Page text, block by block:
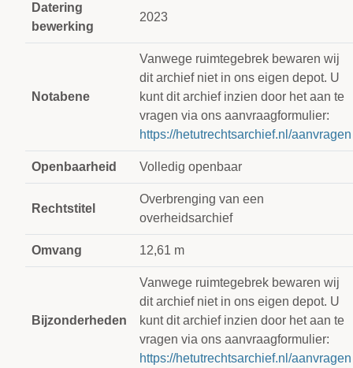
Datering
bewerking
2023
Notabene
Vanwege ruimtegebrek bewaren wij
dit archief niet in ons eigen depot. U
kunt dit archief inzien door het aan te
vragen via ons aanvraagformulier:
https://hetutrechtsarchief.nl/aanvragen
Openbaarheid Volledig openbaar
Rechtstitel
Overbrenging van een
overheidsarchief
Omvang 12,61 m
Bijzonderheden
Vanwege ruimtegebrek bewaren wij
dit archief niet in ons eigen depot. U
kunt dit archief inzien door het aan te
vragen via ons aanvraagformulier:
https://hetutrechtsarchief.nl/aanvragen